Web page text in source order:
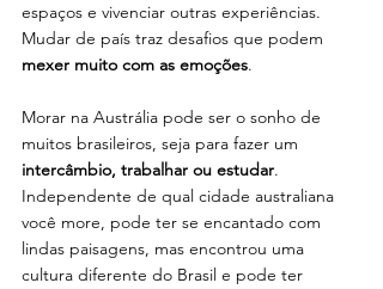
espaços e vivenciar outras experiências.
Mudar de país traz desafios que podem
mexer muito com as emoções.
Morar na Austrália pode ser o sonho de
muitos brasileiros, seja para fazer um
intercâmbio, trabalhar ou estudar.
Independente de qual cidade australiana
você more, pode ter se encantado com
lindas paisagens, mas encontrou uma
cultura diferente do Brasil e pode ter